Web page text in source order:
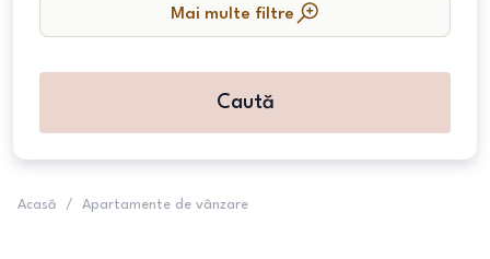
Mai multe filtre
Caută
Acasă / Apartamente de vânzare